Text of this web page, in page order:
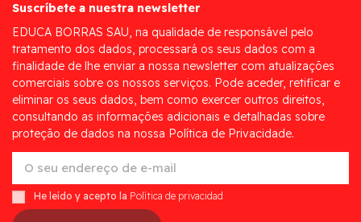
Suscríbete a nuestra newsletter
EDUCA BORRAS SAU, na qualidade de responsável pelo
tratamento dos dados, processará os seus dados com a
finalidade de lhe enviar a nossa newsletter com atualizações
comerciais sobre os nossos serviços. Pode aceder, retificar e
eliminar os seus dados, bem como exercer outros direitos,
consultando as informações adicionais e detalhadas sobre
proteção de dados na nossa Política de Privacidade.
He leído y acepto la Política de privacidad